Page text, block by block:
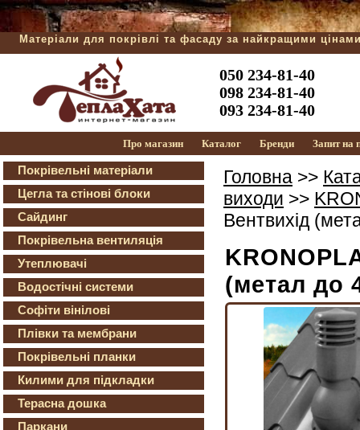
Матеріали для покрівлі та фасаду за найкращими
050 234-81-40
098 234-81-40
093 234-81-40
Про магазин Каталог Бренди Запит на
Покрівельні матеріали
Цегла та стінові блоки
Сайдинг
Покрівельна вентиляція
Утеплювачі
Водостічні системи
Софіти вінілові
Плівки та мембрани
Покрівельні планки
Килими для підкладки
Терасна дошка
Паркани
Головна >>
виходи >>
Вентвихід
(метал до